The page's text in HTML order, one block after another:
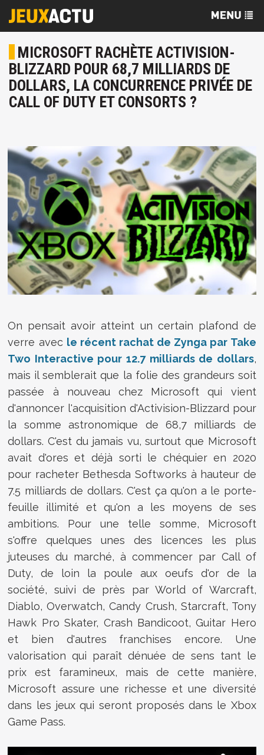
MICROSOFT RACHÈTE ACTIVISION-
BLIZZARD POUR 68,7 MILLIARDS DE
DOLLARS, LA CONCURRENCE PRIVÉE DE
CALL OF DUTY ET CONSORTS ?
On pensait avoir atteint un certain plafond de
verre avec le récent rachat de Zynga par Take
Two Interactive pour 12.7 milliards de dollars,
mais il semblerait que la folie des grandeurs soit
passée à nouveau chez Microsoft qui vient
d'annoncer l'acquisition d'Activision-Blizzard pour
la somme astronomique de 68,7 milliards de
dollars. C'est du jamais vu, surtout que Microsoft
avait d'ores et déjà sorti le chéquier en 2020
pour racheter Bethesda Softworks à hauteur de
7.5 milliards de dollars. C'est ça qu'on a le porte-
feuille illimité et qu'on a les moyens de ses
ambitions. Pour une telle somme, Microsoft
s'offre quelques unes des licences les plus
juteuses du marché, à commencer par Call of
Duty, de loin la poule aux oeufs d'or de la
société, suivi de près par World of Warcraft,
Diablo, Overwatch, Candy Crush, Starcraft, Tony
Hawk Pro Skater, Crash Bandicoot, Guitar Hero
et bien d'autres franchises encore. Une
valorisation qui paraît dénuée de sens tant le
prix est faramineux, mais de cette manière,
Microsoft assure une richesse et une diversité
dans les jeux qui seront proposés dans le Xbox
Game Pass.